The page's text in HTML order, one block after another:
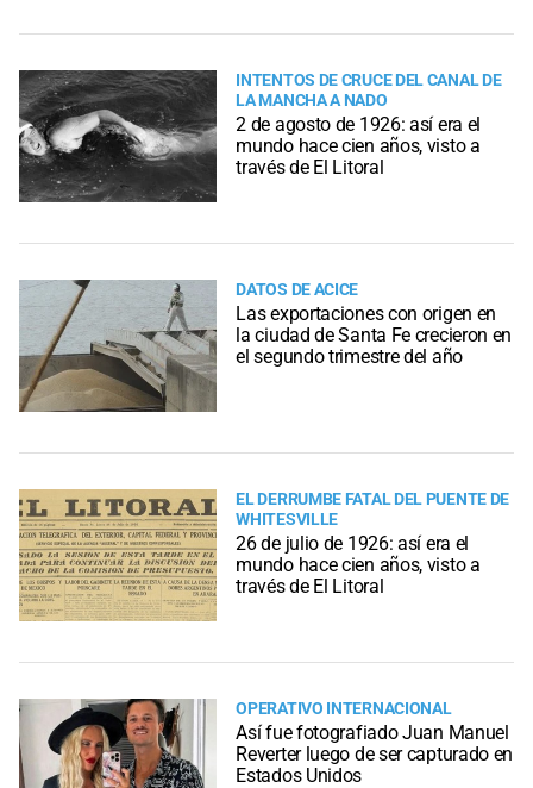
INTENTOS DE CRUCE DEL CANAL DE
LA MANCHA A NADO
2 de agosto de 1926: así era el
mundo hace cien años, visto a
través de El Litoral
DATOS DE ACICE
Las exportaciones con origen en
la ciudad de Santa Fe crecieron en
el segundo trimestre del año
EL DERRUMBE FATAL DEL PUENTE DE
WHITESVILLE
26 de julio de 1926: así era el
mundo hace cien años, visto a
través de El Litoral
OPERATIVO INTERNACIONAL
Así fue fotografiado Juan Manuel
Reverter luego de ser capturado en
Estados Unidos